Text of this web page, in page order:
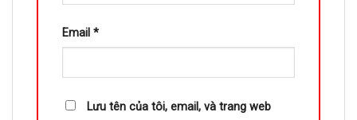
Email *
Lưu tên của tôi, email, và trang web